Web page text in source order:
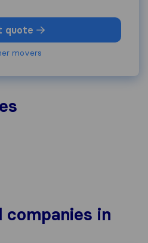
quote
movers
companies in